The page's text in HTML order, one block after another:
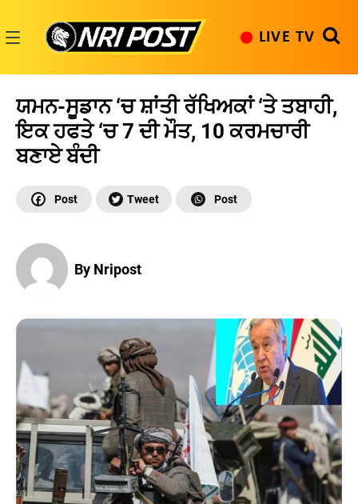
content
LIVE TV
ਯਮਨ-ਸੂਡਾਨ ‘ਚ ਸ਼ਾਂਤੀ ਰੱਖਿਅਕਾਂ ‘ਤੇ ਤਬਾਹੀ,
ਇਕ ਹਫਤੇ ‘ਚ 7 ਦੀ ਮੌਤ, 10 ਕਰਮਚਾਰੀ
ਬਣਾਏ ਬੰਦੀ
By Nripost